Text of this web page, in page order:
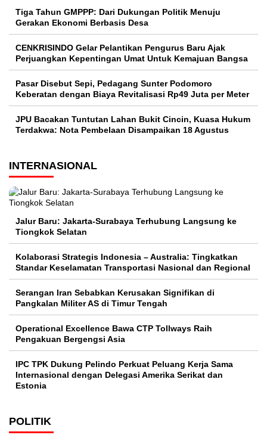
Tiga Tahun GMPPP: Dari Dukungan Politik Menuju
Gerakan Ekonomi Berbasis Desa
CENKRISINDO Gelar Pelantikan Pengurus Baru Ajak
Perjuangkan Kepentingan Umat Untuk Kemajuan Bangsa
Pasar Disebut Sepi, Pedagang Sunter Podomoro
Keberatan dengan Biaya Revitalisasi Rp49 Juta per Meter
JPU Bacakan Tuntutan Lahan Bukit Cincin, Kuasa Hukum
Terdakwa: Nota Pembelaan Disampaikan 18 Agustus
INTERNASIONAL
Jalur Baru: Jakarta-Surabaya Terhubung Langsung ke
Tiongkok Selatan
Kolaborasi Strategis Indonesia – Australia: Tingkatkan
Standar Keselamatan Transportasi Nasional dan Regional
Serangan Iran Sebabkan Kerusakan Signifikan di
Pangkalan Militer AS di Timur Tengah
Operational Excellence Bawa CTP Tollways Raih
Pengakuan Bergengsi Asia
IPC TPK Dukung Pelindo Perkuat Peluang Kerja Sama
Internasional dengan Delegasi Amerika Serikat dan
Estonia
POLITIK